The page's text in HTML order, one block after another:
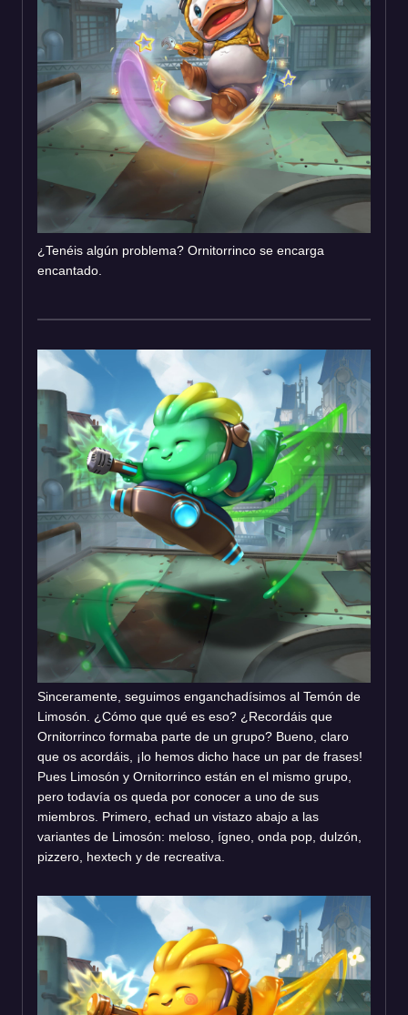
¿Tenéis algún problema? Ornitorrinco se encarga
encantado.
Sinceramente, seguimos enganchadísimos al Temón de
Limosón. ¿Cómo que qué es eso? ¿Recordáis que
Ornitorrinco formaba parte de un grupo? Bueno, claro
que os acordáis, ¡lo hemos dicho hace un par de frases!
Pues Limosón y Ornitorrinco están en el mismo grupo,
pero todavía os queda por conocer a uno de sus
miembros. Primero, echad un vistazo abajo a las
variantes de Limosón: meloso, ígneo, onda pop, dulzón,
pizzero, hextech y de recreativa.